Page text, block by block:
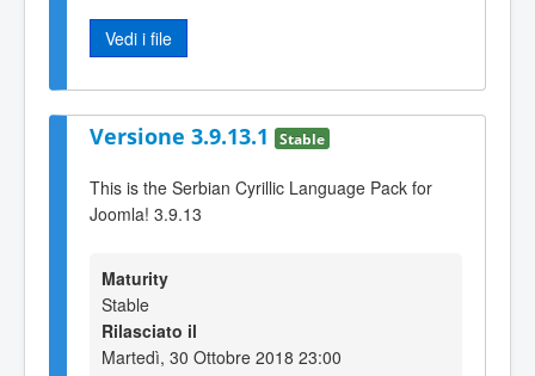
Vedi i file
Versione 3.9.13.1 Stable
This is the Serbian Cyrillic Language Pack for
Joomla! 3.9.13
Maturity
Stable
Rilasciato il
Martedì, 30 Ottobre 2018 23:00